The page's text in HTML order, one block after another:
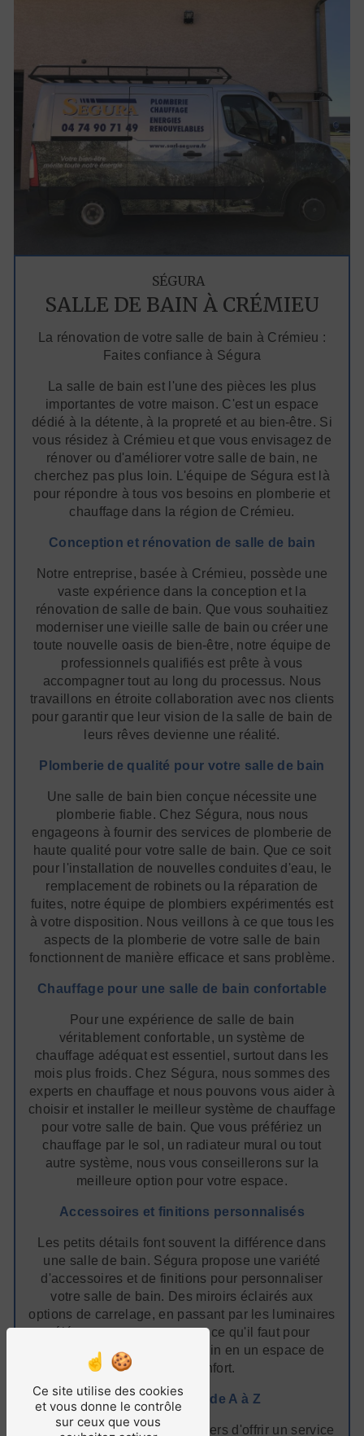
SÉGURA
SALLE DE BAIN À CRÉMIEU
La rénovation de votre salle de bain à Crémieu :
Faites confiance à Ségura
La salle de bain est l'une des pièces les plus
importantes de votre maison. C'est un espace
dédié à la détente, à la propreté et au bien-être. Si
vous résidez à Crémieu et que vous envisagez de
rénover ou d'améliorer votre salle de bain, ne
cherchez pas plus loin. L'équipe de Ségura est là
pour répondre à tous vos besoins en plomberie et
chauffage dans la région de Crémieu.
Conception et rénovation de salle de bain
Notre entreprise, basée à Crémieu, possède une
vaste expérience dans la conception et la
rénovation de salle de bain. Que vous souhaitiez
moderniser une vieille salle de bain ou créer une
toute nouvelle oasis de bien-être, notre équipe de
professionnels qualifiés est prête à vous
accompagner tout au long du processus. Nous
travaillons en étroite collaboration avec nos clients
pour garantir que leur vision de la salle de bain de
leurs rêves devienne une réalité.
Plomberie de qualité pour votre salle de bain
Une salle de bain bien conçue nécessite une
plomberie fiable. Chez Ségura, nous nous
engageons à fournir des services de plomberie de
haute qualité pour votre salle de bain. Que ce soit
pour l'installation de nouvelles conduites d'eau, le
remplacement de robinets ou la réparation de
fuites, notre équipe de plombiers expérimentés est
à votre disposition. Nous veillons à ce que tous les
aspects de la plomberie de votre salle de bain
fonctionnent de manière efficace et sans problème.
Chauffage pour une salle de bain confortable
Pour une expérience de salle de bain
véritablement confortable, un système de
chauffage adéquat est essentiel, surtout dans les
mois plus froids. Chez Ségura, nous sommes des
experts en chauffage et nous pouvons vous aider à
choisir et installer le meilleur système de chauffage
pour votre salle de bain. Que vous préfériez un
chauffage par le sol, un radiateur mural ou tout
autre système, nous vous conseillerons sur la
meilleure option pour votre espace.
Accessoires et finitions personnalisés
Les petits détails font souvent la différence dans
une salle de bain. Ségura propose une variété
d'accessoires et de finitions pour personnaliser
votre salle de bain. Des miroirs éclairés aux
options de carrelage, en passant par les luminaires
élégants, nous avons tout ce qu'il faut pour
transformer votre salle de bain en un espace de
luxe et de confort.
Service complet de A à Z
Chez Ségura, nous sommes fiers d'offrir un service
Ce site utilise des cookies
et vous donne le contrôle
sur ceux que vous